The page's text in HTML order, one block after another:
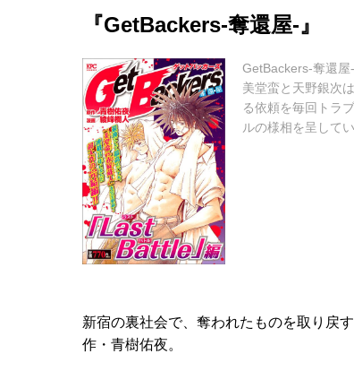
『GetBackers-奪還屋-』
GetBackers-奪還屋-
美堂蛮と天野銀次
る依頼を毎回トラ
ルの様相を呈してい
新宿の裏社会で、奪われたものを取り戻
作・青樹佑夜。